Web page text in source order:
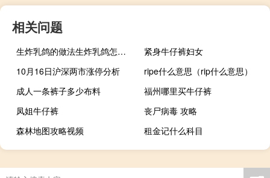
相关问题
生炸乳鸽的做法生炸乳鸽怎么做
紧身牛仔裤妇女
10月16日沪深两市涨停分析
ripe什么意思（rip什么意思）
成人一条裤子多少布料
福州哪里买牛仔裤
凤姐牛仔裤
丧尸病毒 攻略
森林地图攻略视频
租金记什么科目